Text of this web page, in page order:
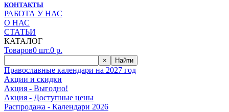
КОНТАКТЫ
РАБОТА У НАС
О НАС
СТАТЬИ
КАТАЛОГ
Товаров0 шт.0 р.
× Найти
Православные календари на 2027 год
Акции и скидки
Акция - Выгодно!
Акция - Доступные цены
Распродажа - Календари 2026